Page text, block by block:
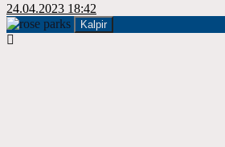
24.04.2023 18:42
Kalpir